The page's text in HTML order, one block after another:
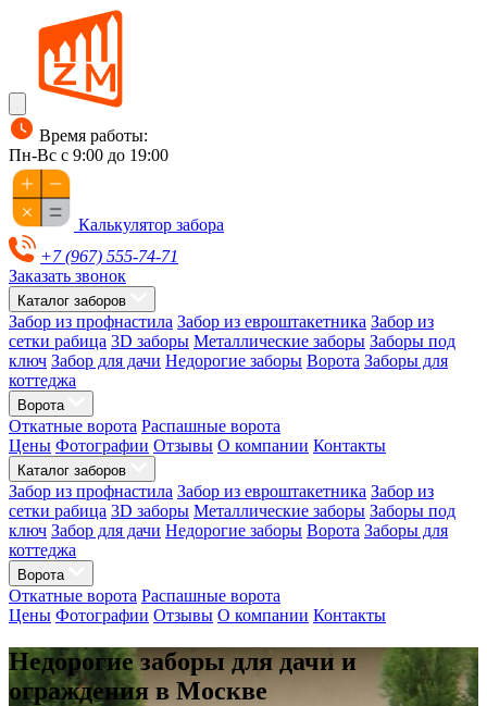
Время работы:
Пн-Вс с 9:00 до 19:00
Калькулятор забора
+7 (967) 555-74-71
Заказать звонок
Каталог заборов
Забор из профнастила Забор из евроштакетника Забор из
сетки рабица 3D заборы Металлические заборы Заборы под
ключ Забор для дачи Недорогие заборы Ворота Заборы для
коттеджа
Ворота
Откатные ворота Распашные ворота
Цены Фотографии Отзывы О компании Контакты
Каталог заборов
Забор из профнастила Забор из евроштакетника Забор из
сетки рабица 3D заборы Металлические заборы Заборы под
ключ Забор для дачи Недорогие заборы Ворота Заборы для
коттеджа
Ворота
Откатные ворота Распашные ворота
Цены Фотографии Отзывы О компании Контакты
Недорогие заборы для дачи и
ограждения в Москве